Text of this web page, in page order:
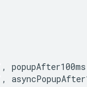
, popupAfter100ms
,